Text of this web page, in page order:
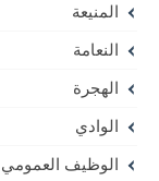
المنيعة
النعامة
الهجرة
الوادي
الوظيف العمومي